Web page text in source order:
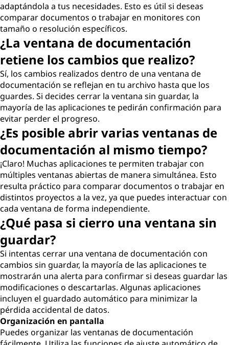
adaptándola a tus necesidades. Esto es útil si deseas
comparar documentos o trabajar en monitores con
tamaño o resolución específicos.
¿La ventana de documentación
retiene los cambios que realizo?
Sí, los cambios realizados dentro de una ventana de
documentación se reflejan en tu archivo hasta que los
guardes. Si decides cerrar la ventana sin guardar, la
mayoría de las aplicaciones te pedirán confirmación para
evitar perder el progreso.
¿Es posible abrir varias ventanas de
documentación al mismo tiempo?
¡Claro! Muchas aplicaciones te permiten trabajar con
múltiples ventanas abiertas de manera simultánea. Esto
resulta práctico para comparar documentos o trabajar en
distintos proyectos a la vez, ya que puedes interactuar con
cada ventana de forma independiente.
¿Qué pasa si cierro una ventana sin
guardar?
Si intentas cerrar una ventana de documentación con
cambios sin guardar, la mayoría de las aplicaciones te
mostrarán una alerta para confirmar si deseas guardar las
modificaciones o descartarlas. Algunas aplicaciones
incluyen el guardado automático para minimizar la
pérdida accidental de datos.
Organización en pantalla
Puedes organizar las ventanas de documentación